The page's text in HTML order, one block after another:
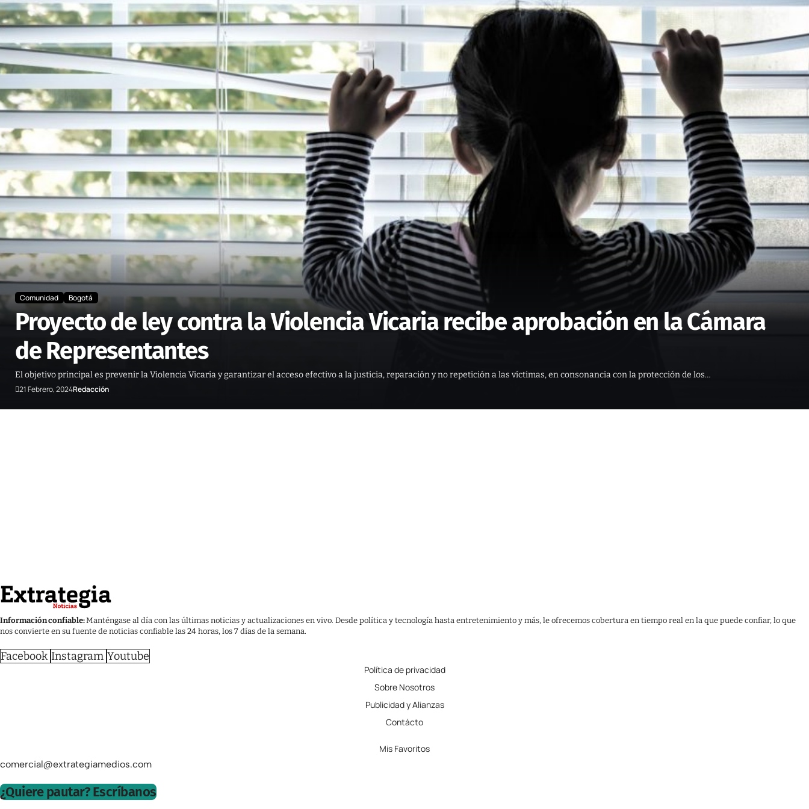
Comunidad Bogotá
Proyecto de ley contra la Violencia Vicaria recibe aprobación en la Cámara
de Representantes
El objetivo principal es prevenir la Violencia Vicaria y garantizar el acceso efectivo a la justicia, reparación y no repetición a las víctimas, en consonancia con la protección de los…
21 Febrero, 2024Redacción
Información confiable:Manténgase al día con las últimas noticias y actualizaciones en vivo. Desde política y tecnología hasta entretenimiento y más, le ofrecemos cobertura en tiempo real en la que puede confiar, lo que
nos convierte en su fuente de noticias confiable las 24 horas, los 7 días de la semana.
Facebook Instagram Youtube
Política de privacidad
Sobre Nosotros
Publicidad y Alianzas
Contácto
Mis Favoritos
comercial@extrategiamedios.com
¿Quiere pautar? Escríbanos